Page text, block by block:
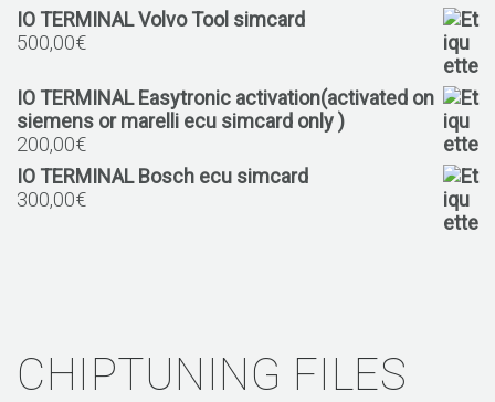
IO TERMINAL Volvo Tool simcard
500,00€
IO TERMINAL Easytronic activation(activated on
siemens or marelli ecu simcard only )
200,00€
IO TERMINAL Bosch ecu simcard
300,00€
CHIPTUNING FILES